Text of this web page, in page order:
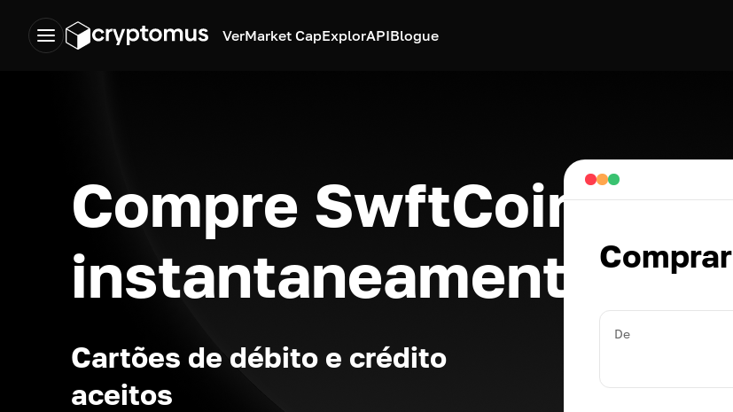
VerMarket CapExplorAPIBlogue
Compre SwftCoin
instantaneamente
Cartões de débito e crédito
aceitos
Comprar
De